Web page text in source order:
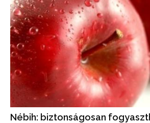
Nébih: biztonságosan